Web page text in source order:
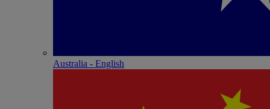
Australia - English